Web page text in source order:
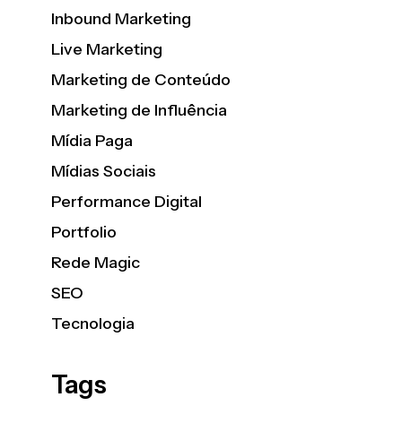
Inbound Marketing
Live Marketing
Marketing de Conteúdo
Marketing de Influência
Mídia Paga
Mídias Sociais
Performance Digital
Portfolio
Rede Magic
SEO
Tecnologia
Tags